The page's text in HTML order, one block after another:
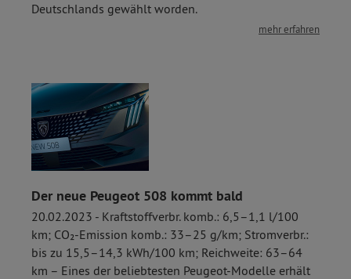
Deutschlands gewählt worden.
mehr erfahren
Der neue Peugeot 508 kommt bald
20.02.2023 - Kraftstoffverbr. komb.: 6,5–1,1 l/100
km; CO₂-Emission komb.: 33–25 g/km; Stromverbr.:
bis zu 15,5–14,3 kWh/100 km; Reichweite: 63–64
km – Eines der beliebtesten Peugeot-Modelle erhält